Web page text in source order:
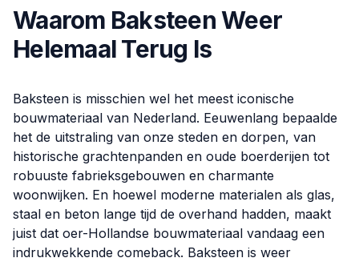
Waarom Baksteen Weer
Helemaal Terug Is
Baksteen is misschien wel het meest iconische
bouwmateriaal van Nederland. Eeuwenlang bepaalde
het de uitstraling van onze steden en dorpen, van
historische grachtenpanden en oude boerderijen tot
robuuste fabrieksgebouwen en charmante
woonwijken. En hoewel moderne materialen als glas,
staal en beton lange tijd de overhand hadden, maakt
juist dat oer-Hollandse bouwmateriaal vandaag een
indrukwekkende comeback. Baksteen is weer